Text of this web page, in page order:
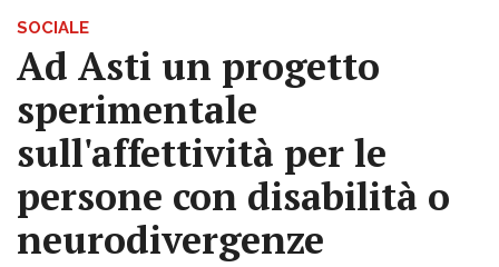
SOCIALE
Ad Asti un progetto
sperimentale
sull'affettività per le
persone con disabilità o
neurodivergenze